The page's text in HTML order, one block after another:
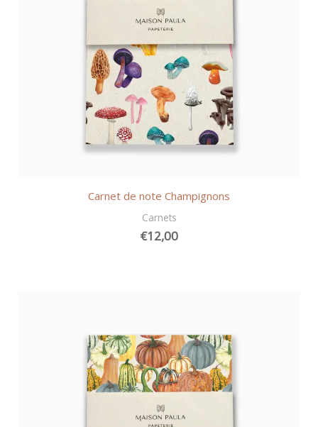
Carnet de note Champignons
Carnets
€12,00